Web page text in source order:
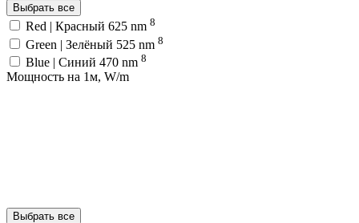
Выбрать все
Red | Красный 625 nm 8
Green | Зелёный 525 nm 8
Blue | Синий 470 nm 8
Мощность на 1м, W/m
Выбрать все